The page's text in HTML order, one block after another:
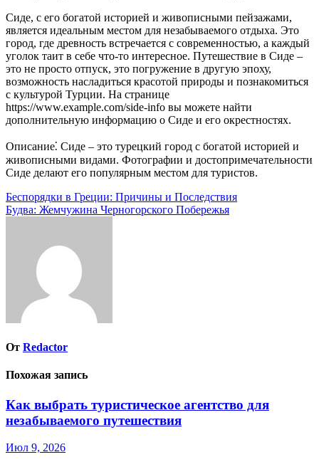
Сиде, с его богатой историей и живописными пейзажами,
является идеальным местом для незабываемого отдыха. Это
город, где древность встречается с современностью, а каждый
уголок таит в себе что-то интересное. Путешествие в Сиде –
это не просто отпуск, это погружение в другую эпоху,
возможность насладиться красотой природы и познакомиться
с культурой Турции. На странице
https://www.example.com/side-info вы можете найти
дополнительную информацию о Сиде и его окрестностях.
Описание⁚ Сиде – это турецкий город с богатой историей и
живописными видами. Фотографии и достопримечательности
Сиде делают его популярным местом для туристов.
Навигация
по
Беспорядки в Греции: Причины и Последствия
Будва: Жемчужина Черногорского Побережья
От Redactor
Похожая запись
Как выбрать туристическое агентство для
незабываемого путешествия
Июл 9, 2026